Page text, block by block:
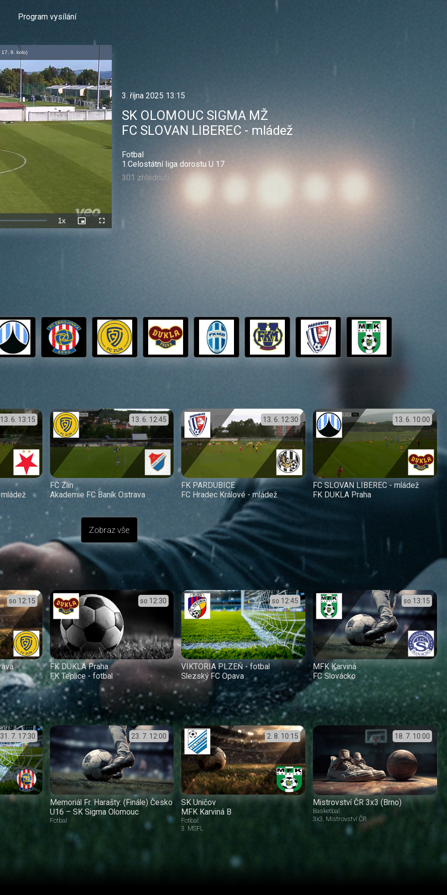
Program vysílání
1xRychlost
přehrávání
Picture-
in-
Celá
obrazovka
17, 9. kolo)
3. října 2025 13:15
SK OLOMOUC SIGMA MŽ
FC SLOVAN LIBEREC - mládež
Fotbal
1.Celostátní liga dorostu U 17
301 zhlédnutí
13. 6. 13:15 13. 6. 12:45
FC Zlín
Akademie FC Baník Ostrava
13. 6. 12:30
FK PARDUBICE
FC Hradec Králové - mládež
13. 6. 10:00
FC SLOVAN LIBEREC - mládež
FK DUKLA Praha
Zobraz vše
so 12:15 so 12:30
FK DUKLA Praha
FK Teplice - fotbal
so 12:45
VIKTORIA PLZEŇ - fotbal
Slezský FC Opava
so 13:15
MFK Karviná
FC Slovácko
31. 7. 17:30 23. 7. 12:00
Memoriál Fr. Harašty: (Finále) Česko
U16 – SK Sigma Olomouc
Fotbal
2. 8. 10:15
SK Uničov
MFK Karviná B
Fotbal
3. MSFL
18. 7. 10:00
Mistrovství ČR 3x3 (Brno)
Basketbal
3x3 Mistrovství ČR